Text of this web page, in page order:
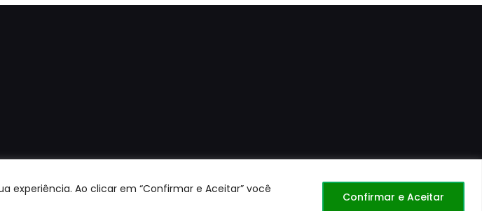
experiência. Ao clicar em “Confirmar e Aceitar” você
Confirmar e Aceitar